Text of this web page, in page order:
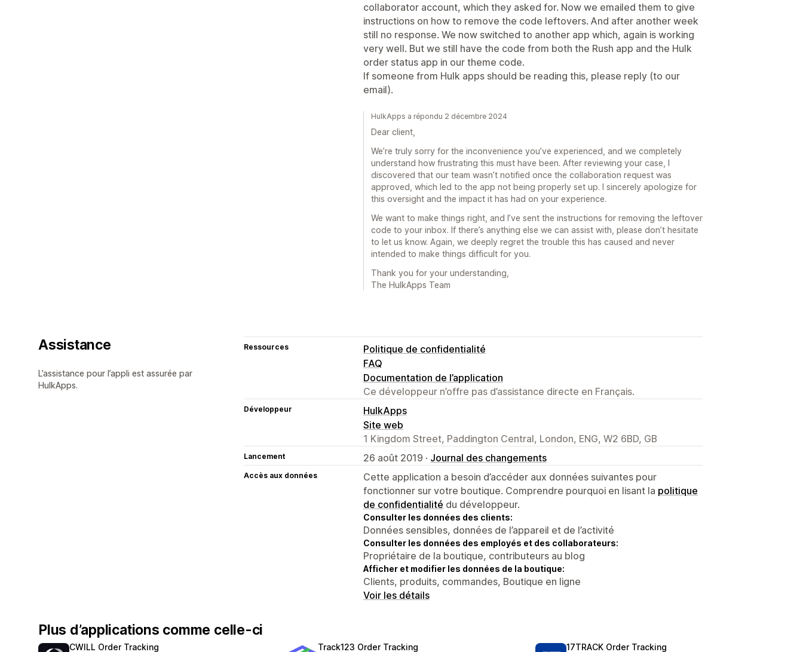
collaborator account, which they asked for. Now we emailed them to give
instructions on how to remove the code leftovers. And after another week
still no response. We now switched to another app which, again is working
very well. But we still have the code from both the Rush app and the Hulk
order status app in our theme code.
If someone from Hulk apps should be reading this, please reply (to our
email).
HulkApps a répondu 2 décembre 2024
Dear client,
We’re truly sorry for the inconvenience you’ve experienced, and we completely
understand how frustrating this must have been. After reviewing your case, I
discovered that our team wasn’t notified once the collaboration request was
approved, which led to the app not being properly set up. I sincerely apologize for
this oversight and the impact it has had on your experience.
We want to make things right, and I’ve sent the instructions for removing the leftover
code to your inbox. If there’s anything else we can assist with, please don’t hesitate
to let us know. Again, we deeply regret the trouble this has caused and never
intended to make things difficult for you.
Thank you for your understanding,
The HulkApps Team
Assistance
L’assistance pour l’appli est assurée par
HulkApps.
Ressources
Politique de confidentialité
FAQ
Documentation de l’application
Ce développeur n’offre pas d’assistance directe en Français.
Développeur
HulkApps
Site web
1 Kingdom Street, Paddington Central, London, ENG, W2 6BD, GB
Lancement 26 août 2019 · Journal des changements
Accès aux données
Cette application a besoin d’accéder aux données suivantes pour
fonctionner sur votre boutique. Comprendre pourquoi en lisant la politique
de confidentialité du développeur.
Consulter les données des clients:
Données sensibles, données de l’appareil et de l’activité
Consulter les données des employés et des collaborateurs:
Propriétaire de la boutique, contributeurs au blog
Afficher et modifier les données de la boutique:
Clients, produits, commandes, Boutique en ligne
Voir les détails
Plus d’applications comme celle-ci
CWILL Order Tracking Track123 Order Tracking 17TRACK Order Tracking